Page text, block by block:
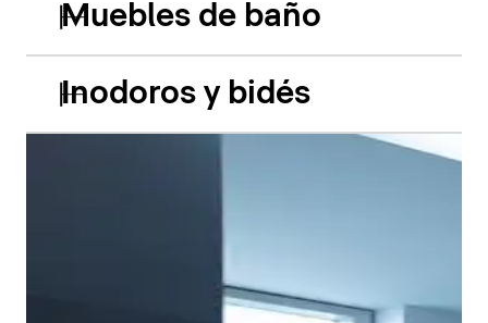
Muebles de baño
Inodoros y bidés